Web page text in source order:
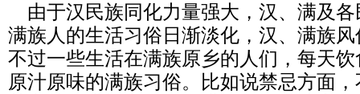
由于汉民族同化力量强大，汉、满及
满族人的生活习俗日渐淡化，汉、满族
不过一些生活在满族原乡的人们，每天
原汁原味的满族习俗。比如说禁忌方面